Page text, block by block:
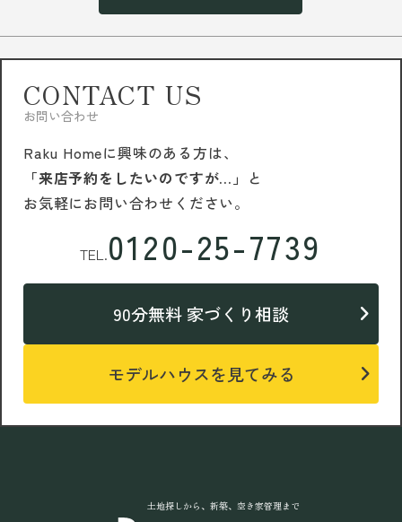
CONTACT US
お問い合わせ
Raku Homeに興味のある方は、
「来店予約をしたいのですが…」 と
お気軽にお問い合わせください。
TEL.0120-25-7739
90分無料 家づくり相談
モデルハウスを見てみる
土地探しから、新築、空き家管理まで